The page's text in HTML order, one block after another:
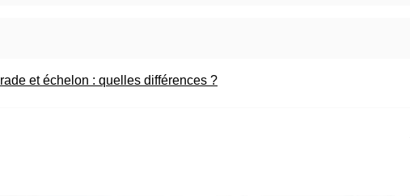
et échelon : quelles différences ?